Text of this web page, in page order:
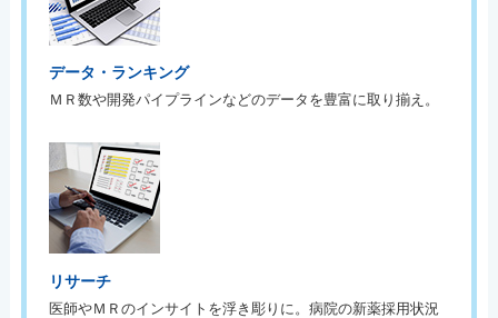
データ・ランキング
ＭＲ数や開発パイプラインなどのデータを豊富に取り揃え。
リサーチ
医師やＭＲのインサイトを浮き彫りに。病院の新薬採用状況